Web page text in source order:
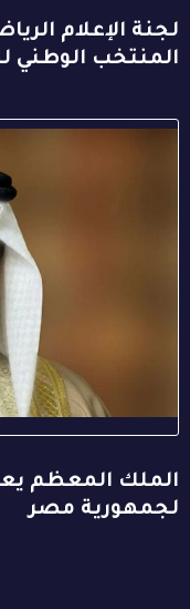
لجنة الإعلام
المنتخب الوطني
الملك المعظم
لجمهورية مصر